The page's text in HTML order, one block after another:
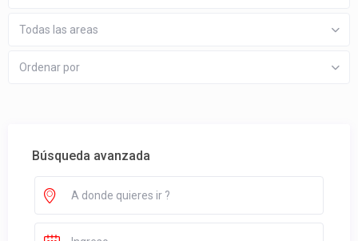
Todas las areas
Ordenar por
Búsqueda avanzada